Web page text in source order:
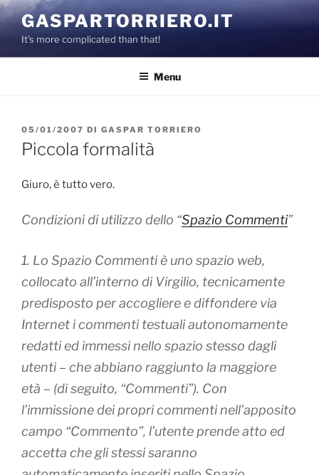
Salta
al
contenuto
GASPARTORRIERO.IT
It's more complicated than that!
Menu
PUBBLICATO
IL
05/01/2007 DI GASPAR TORRIERO
Piccola formalità
Giuro, è tutto vero.
Condizioni di utilizzo dello “Spazio Commenti”
1. Lo Spazio Commenti è uno spazio web,
collocato all’interno di Virgilio, tecnicamente
predisposto per accogliere e diffondere via
Internet i commenti testuali autonomamente
redatti ed immessi nello spazio stesso dagli
utenti – che abbiano raggiunto la maggiore
età – (di seguito, “Commenti”). Con
l’immissione dei propri commenti nell’apposito
campo “Commento”, l’utente prende atto ed
accetta che gli stessi saranno